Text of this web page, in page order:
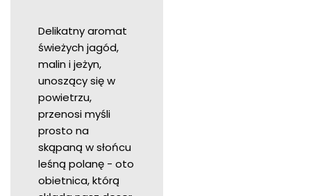
Delikatny aromat
świeżych jagód,
malin i jeżyn,
unoszący się w
powietrzu,
przenosi myśli
prosto na
skąpaną w słońcu
leśną polanę - oto
obietnica, którą